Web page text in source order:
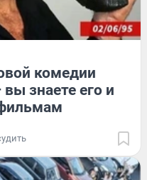
комедии
знаете его и